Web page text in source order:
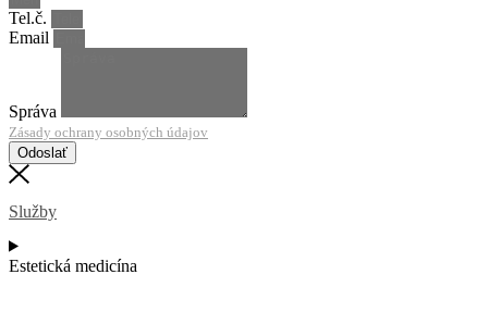
Tel.č.
Email
Správa
Zásady ochrany osobných údajov
Odoslať
Služby
Estetická medicína